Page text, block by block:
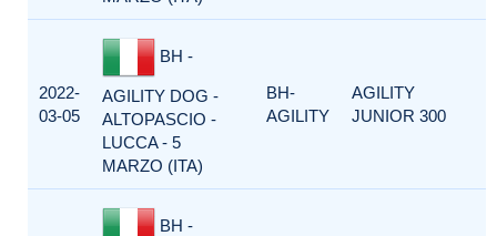
2022-
03-05
BH -
AGILITY DOG -
ALTOPASCIO -
LUCCA - 5
MARZO (ITA)
BH-
AGILITY
AGILITY
JUNIOR 300
BH -